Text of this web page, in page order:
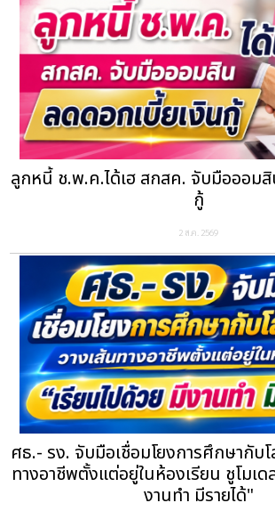
ลูกหนี้ ช.พ.ค.ได้เฮ สกสค. จับมือออม
กู้
2 ส.ค. 2569
ศธ.- รง. จับมือเชื่อมโยงการศึกษากับ
ทางอาชีพตั้งแต่อยู่ในห้องเรียน ชูโมเด
งานทำ มีรายได้"